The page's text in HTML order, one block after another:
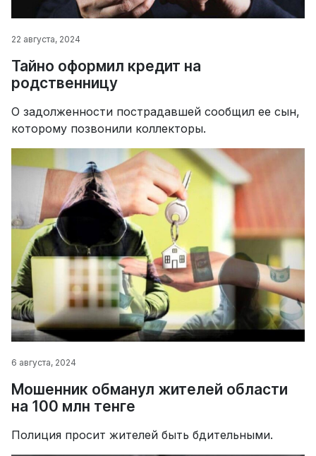
22 августа, 2024
Тайно оформил кредит на
родственницу
О задолженности пострадавшей сообщил ее сын,
которому позвонили коллекторы.
6 августа, 2024
Мошенник обманул жителей области
на 100 млн тенге
Полиция просит жителей быть бдительными.